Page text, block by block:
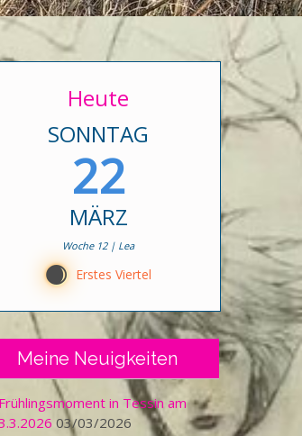
Heute
SONNTAG
22
MÄRZ
Woche 12 | Lea
C Erstes Viertel
Meine Neuigkeiten
Frühlingsmoment in Tessin am
03/03/2026